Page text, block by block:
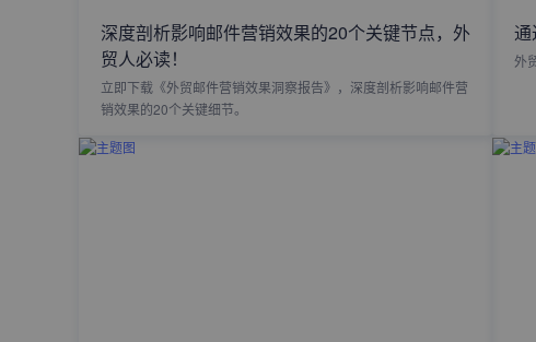
深度剖析影响邮件营销效果的20个关键节点，外
贸人必读！
立即下载《外贸邮件营销效果洞察报告》，深度剖析影响邮件营
销效果的20个关键细节。
通
外